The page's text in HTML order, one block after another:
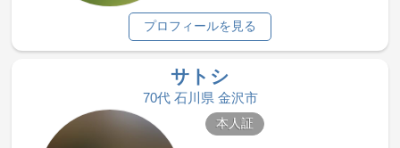
プロフィールを見る
サトシ
70代 石川県 金沢市
本人証